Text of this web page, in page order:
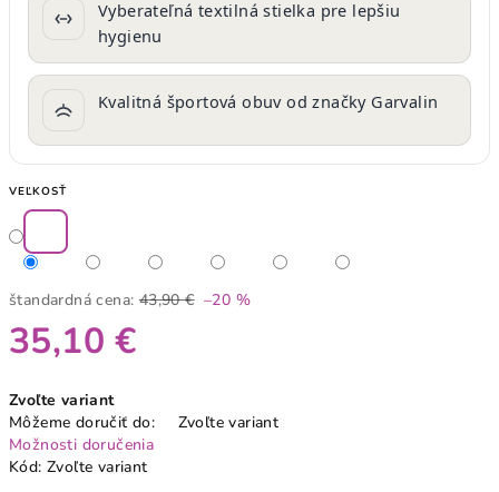
Vyberateľná textilná stielka pre lepšiu
hygienu
Kvalitná športová obuv od značky Garvalin
VEĽKOSŤ
štandardná cena: 43,90 € –20 %
35,10 €
cena:
Zvoľte variant
Môžeme doručiť do:
Zvoľte variant
Možnosti doručenia
Kód: Zvoľte variant